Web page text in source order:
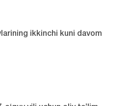
ikkinchi kuni davom